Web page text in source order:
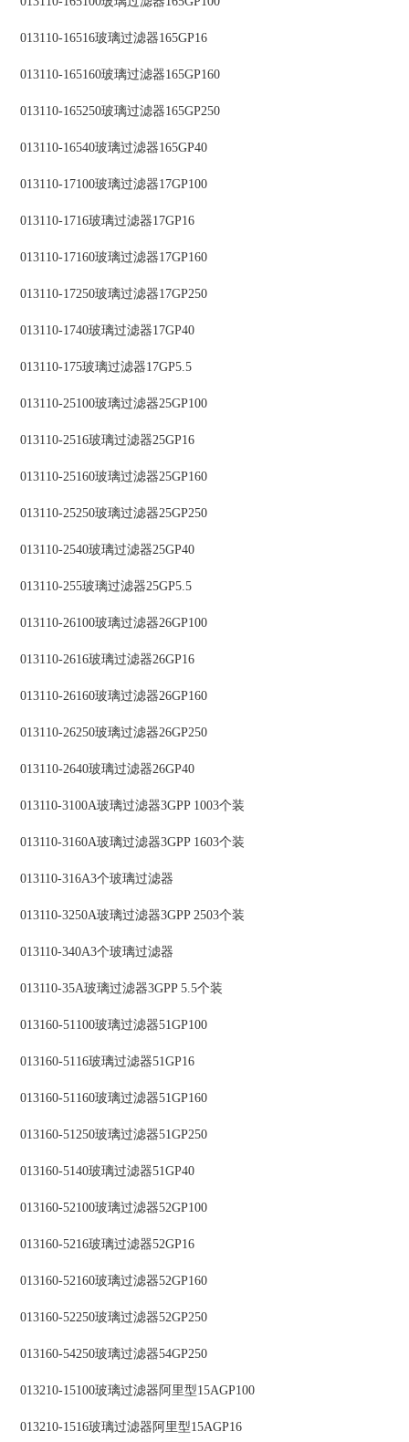
013110-16516玻璃过滤器165GP16
013110-165160玻璃过滤器165GP160
013110-165250玻璃过滤器165GP250
013110-16540玻璃过滤器165GP40
013110-17100玻璃过滤器17GP100
013110-1716玻璃过滤器17GP16
013110-17160玻璃过滤器17GP160
013110-17250玻璃过滤器17GP250
013110-1740玻璃过滤器17GP40
013110-175玻璃过滤器17GP5.5
013110-25100玻璃过滤器25GP100
013110-2516玻璃过滤器25GP16
013110-25160玻璃过滤器25GP160
013110-25250玻璃过滤器25GP250
013110-2540玻璃过滤器25GP40
013110-255玻璃过滤器25GP5.5
013110-26100玻璃过滤器26GP100
013110-2616玻璃过滤器26GP16
013110-26160玻璃过滤器26GP160
013110-26250玻璃过滤器26GP250
013110-2640玻璃过滤器26GP40
013110-3100A玻璃过滤器3GPP 1003个装
013110-3160A玻璃过滤器3GPP 1603个装
013110-316A3个玻璃过滤器
013110-3250A玻璃过滤器3GPP 2503个装
013110-340A3个玻璃过滤器
013110-35A玻璃过滤器3GPP 5.5个装
013160-51100玻璃过滤器51GP100
013160-5116玻璃过滤器51GP16
013160-51160玻璃过滤器51GP160
013160-51250玻璃过滤器51GP250
013160-5140玻璃过滤器51GP40
013160-52100玻璃过滤器52GP100
013160-5216玻璃过滤器52GP16
013160-52160玻璃过滤器52GP160
013160-52250玻璃过滤器52GP250
013160-54250玻璃过滤器54GP250
013210-15100玻璃过滤器阿里型15AGP100
013210-1516玻璃过滤器阿里型15AGP16